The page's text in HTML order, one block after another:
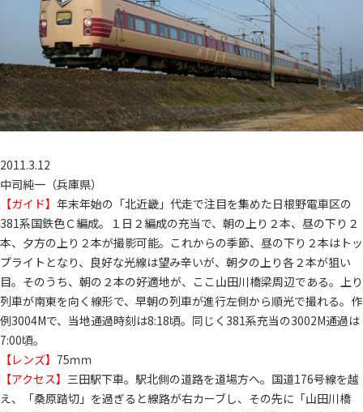
2011.3.12
中司純一（兵庫県）
【ガイド】 年末年始の「北近畿」代走で注目を集めた日根野電車区の
381系国鉄色Ｃ編成。１日２編成の充当で、朝の上り２本、昼の下り２
本、夕方の上り２本が撮影可能。これからの季節、昼の下り２本はトッ
プライトとなり、良好な光線は望み辛いが、朝夕の上り各２本が狙い
目。そのうち、朝の２本の好適地が、ここ山田川橋梁周辺である。上り
列車が南東を向く線形で、早朝の列車が進行左側から順光で撮れる。作
例3004Mで、当地通過時刻は8:18頃。同じく381系充当の3002M通過は
7:00頃。
【レンズ】 75ｍｍ
【アクセス】 三田駅下車。駅北側の道路を道場方へ。国道176号線を越
え、「桑原踏切」を過ぎると線路が右カーブし、その先に「山田川橋